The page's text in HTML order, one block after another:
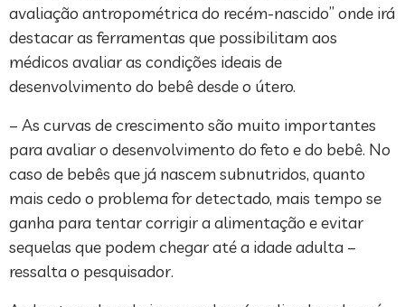
avaliação antropométrica do recém-nascido” onde irá
destacar as ferramentas que possibilitam aos
médicos avaliar as condições ideais de
desenvolvimento do bebê desde o útero.
– As curvas de crescimento são muito importantes
para avaliar o desenvolvimento do feto e do bebê. No
caso de bebês que já nascem subnutridos, quanto
mais cedo o problema for detectado, mais tempo se
ganha para tentar corrigir a alimentação e evitar
sequelas que podem chegar até a idade adulta –
ressalta o pesquisador.